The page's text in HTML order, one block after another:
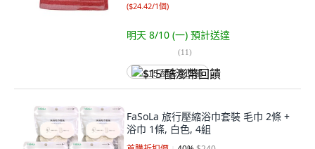
($24.42/1個)
明天 8/10 (一) 預計送達
(11)
$15 酷澎幣回饋
FaSoLa 旅行壓縮浴巾套裝 毛巾 2條 +
浴巾 1條, 白色, 4組